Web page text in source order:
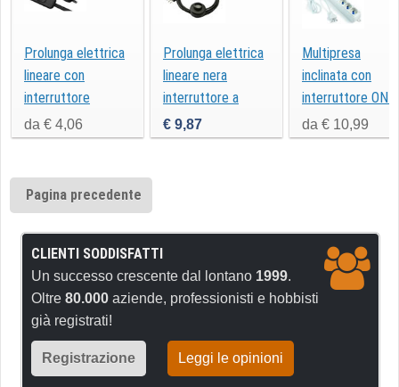
Prolunga elettrica
lineare con
interruttore
da € 4,06
Prolunga elettrica
lineare nera
interruttore a
pedale 3031/N
€ 9,87
Multipresa
inclinata con
interruttore ON-
OFF
da € 10,99
Pagina precedente
CLIENTI SODDISFATTI
Un successo crescente dal lontano 1999.
Oltre 80.000 aziende, professionisti e hobbisti
già registrati!
Registrazione Leggi le opinioni